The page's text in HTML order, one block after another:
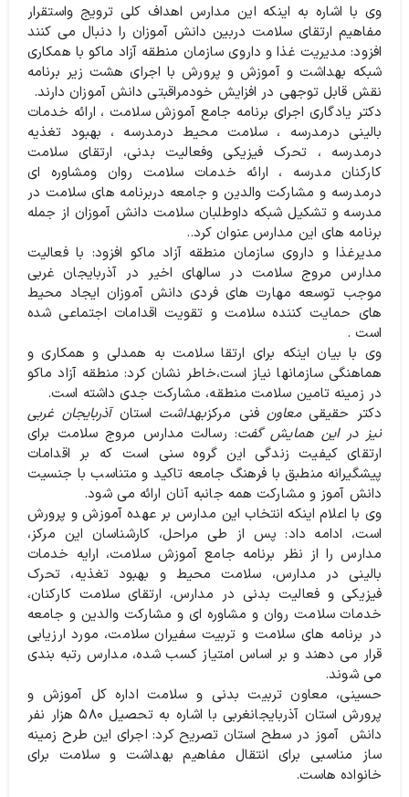
وی با اشاره به اینکه این مدارس اهداف کلی ترویج واستقرار
مفاهیم ارتقای سلامت دربین دانش آموزان را دنبال می کنند
افزود: مدیریت غذا و داروی سازمان منطقه آزاد ماکو با همکاری
شبکه بهداشت و آموزش و پرورش با اجرای هشت زیر برنامه
نقش قابل توجهی در افزایش خودمراقبتی دانش آموزان دارند.
دکتر یادگاری اجرای برنامه جامع آموزش سلامت ، ارائه خدمات
بالینی درمدرسه ، سلامت محیط درمدرسه ، بهبود تغذیه
درمدرسه ، تحرک فیزیکی وفعالیت بدنی، ارتقای سلامت
کارکنان مدرسه ، ارائه خدمات سلامت روان ومشاوره ای
درمدرسه و مشارکت والدین و جامعه دربرنامه های سلامت در
مدرسه و تشکیل شبکه داوطلبان سلامت دانش آموزان از جمله
برنامه های این مدارس عنوان کرد..
مدیرغذا و داروی سازمان منطقه آزاد ماکو افزود: با فعالیت
مدارس مروج سلامت در سالهای اخیر در آذربایجان غربی
موجب توسعه مهارت های فردی دانش آموزان ایجاد محیط
های حمایت کننده سلامت و تقویت اقدامات اجتماعی شده
است .
وی با بیان اینکه برای ارتقا سلامت به همدلی و همکاری و
هماهنگی سازمانها نیاز است،خاطر نشان کرد: منطقه آزاد ماکو
در زمینه تامین سلامت منطقه، مشارکت جدی داشته است.
دکتر حقیقیمعاونفنی مرکزبهداشت استانآذربایجان غربی
نیز در این همایش گفت: رسالت مدارس مروج سلامت برای
ارتقای کیفیت زندگی این گروه سنی است که بر اقدامات
پیشگیرانه منطبق با فرهنگ جامعه تاکید و متناسب با جنسیت
دانش آموز و مشارکت همه جانبه آنان ارائه می شود.
وی با اعلام اینکه انتخاب این مدارس بر عهده آموزش و پرورش
است، ادامه داد: پس از طی مراحل، کارشناسان این مرکز،
مدارس را از نظر برنامه جامع آموزش سلامت، ارایه خدمات
بالینی در مدارس، سلامت محیط و بهبود تغذیه، تحرک
فیزیکی و فعالیت بدنی در مدارس، ارتقای سلامت کارکنان،
خدمات سلامت روان و مشاوره ای و مشارکت والدین و جامعه
در برنامه های سلامت و تربیت سفیران سلامت، مورد ارزیابی
قرار می دهند و بر اساس امتیاز کسب شده، مدارس رتبه ‌بندی
می شوند.
حسینی، معاون تربیت بدنی و سلامت اداره کل آموزش و
پرورش استان آذربایجانغربی با اشاره به تحصیل ۵۸۰ هزار نفر
دانش آموز در سطح استان تصریح کرد: اجرای این طرح زمینه
ساز مناسبی برای انتقال مفاهیم بهداشت و سلامت برای
خانواده هاست.